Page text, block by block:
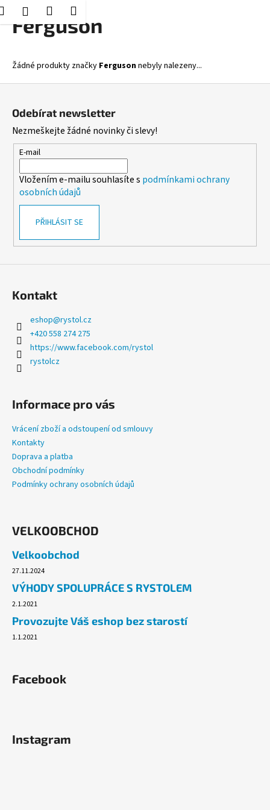
Přejít
HledatPřihlášení
Nákupní
košík
Menu
Ferguson
Žádné produkty značky Fergusonnebyly nalezeny...
K
o
Zpět
Zpět
C
o
o
t
ř
e
b
u
n
j
t
?
HLEDAT
D
o
p
u
u
j
e
m
e
FIXAČNÍ
RUČNÍ
0,95KG,
71,20
Odebírat newsletter
Nezmeškejte žádné novinky či slevy!
E-mail
Vložením e-mailu souhlasíte s podmínkami ochrany
osobních údajů
PŘIHLÁSIT SE
Kontakt
eshop@rystol.cz
+420 558 274 275
https://www.facebook.com/rystol
rystolcz
Informace pro vás
Vrácení zboží a odstoupení od smlouvy
Kontakty
Doprava a platba
Obchodní podmínky
Podmínky ochrany osobních údajů
VELKOOBCHOD
Velkoobchod
27.11.2024
VÝHODY SPOLUPRÁCE S RYSTOLEM
2.1.2021
Provozujte Váš eshop bez starostí
1.1.2021
Facebook
Instagram